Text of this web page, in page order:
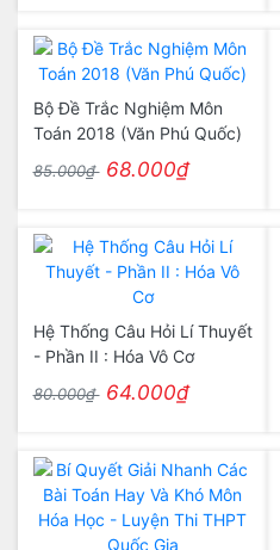
Bộ Đề Trắc Nghiệm Môn
Toán 2018 (Văn Phú Quốc)
85.000₫ 68.000₫
Hệ Thống Câu Hỏi Lí Thuyết
- Phần II : Hóa Vô Cơ
80.000₫ 64.000₫